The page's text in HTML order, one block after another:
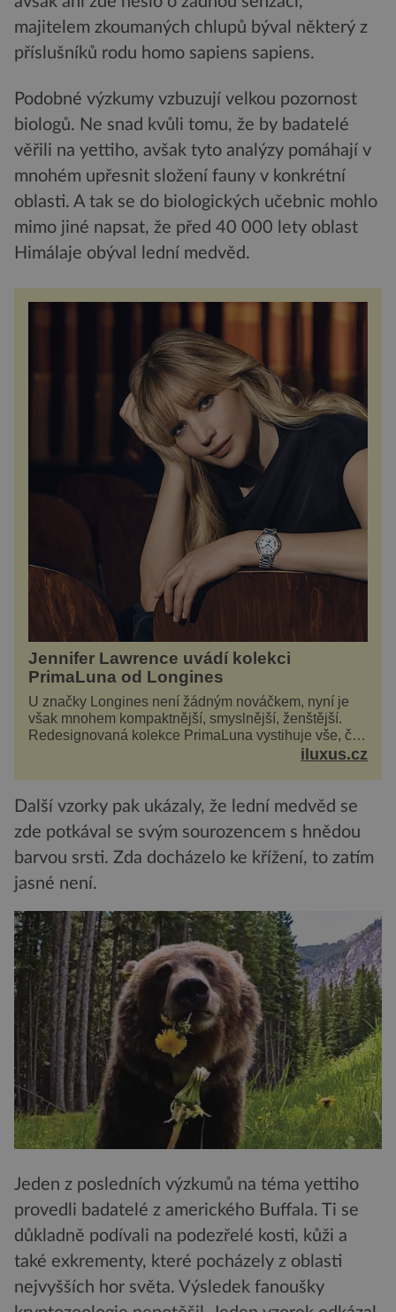
majitelem zkoumaných chlupů býval některý z
příslušníků rodu homo sapiens sapiens.
Podobné výzkumy vzbuzují velkou pozornost
biologů. Ne snad kvůli tomu, že by badatelé
věřili na yettiho, avšak tyto analýzy pomáhají v
mnohém upřesnit složení fauny v konkrétní
oblasti. A tak se do biologických učebnic mohlo
mimo jiné napsat, že před 40 000 lety oblast
Himálaje obýval lední medvěd.
Jennifer Lawrence uvádí kolekci
PrimaLuna od Longines
U značky Longines není žádným nováčkem, nyní je
však mnohem kompaktnější, smyslnější, ženštější.
Redesignovaná kolekce PrimaLuna vystihuje vše, čím
je značka Longines dnes a čím byla i před stoiluxus.cz
Další vzorky pak ukázaly, že lední medvěd se
zde potkával se svým sourozencem s hnědou
barvou srsti. Zda docházelo ke křížení, to zatím
jasné není.
Jeden z posledních výzkumů na téma yettiho
provedli badatelé z amerického Buffala. Ti se
důkladně podívali na podezřelé kosti, kůži a
také exkrementy, které pocházely z oblasti
nejvyšších hor světa. Výsledek fanoušky